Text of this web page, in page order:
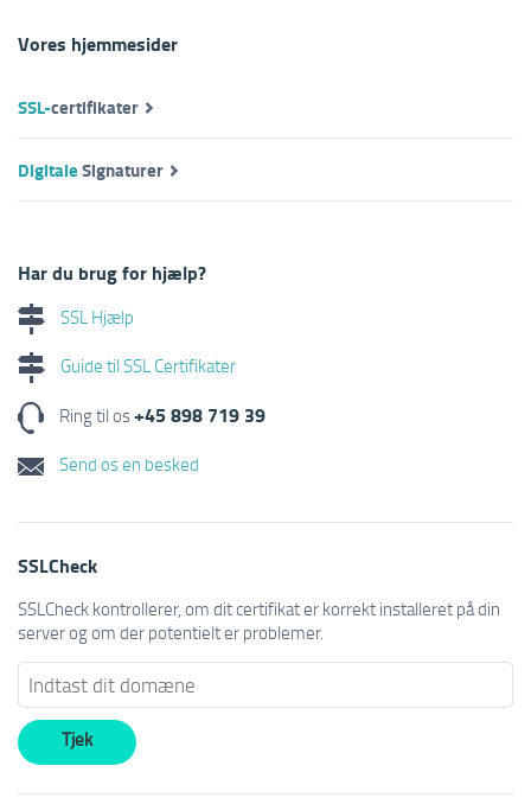
Vores hjemmesider
SSL-certifikater
DigitaleSignaturer
Har du brug for hjælp?
SSL Hjælp
Guide til SSL Certifikater
Ring til os+45 898 719 39
Send os en besked
SSLCheck
SSLCheck kontrollerer, om dit certifikat er korrekt installeret på din
server og om der potentielt er problemer.